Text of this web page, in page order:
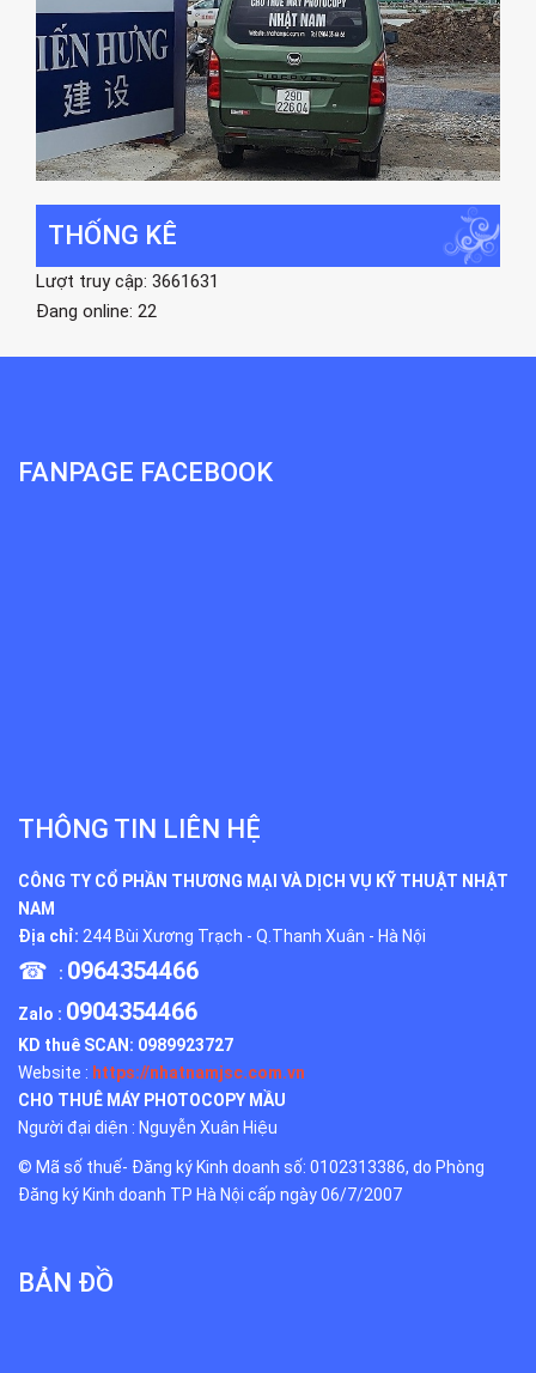
THỐNG KÊ
Lượt truy cập: 3661631
Đang online: 22
FANPAGE FACEBOOK
THÔNG TIN LIÊN HỆ
CÔNG TY CỔ PHẦN THƯƠNG MẠI VÀ DỊCH VỤ KỸ THUẬT NHẬT
NAM
Địa chỉ: 244 Bùi Xương Trạch - Q.Thanh Xuân - Hà Nội
☎ : 0964354466
Zalo : 0904354466
KD thuê SCAN: 0989923727
Website : https://nhatnamjsc.com.vn
CHO THUÊ MÁY PHOTOCOPY MẦU
Người đại diện : Nguyễn Xuân Hiệu
© Mã số thuế- Đăng ký Kinh doanh số: 0102313386, do Phòng
Đăng ký Kinh doanh TP Hà Nội cấp ngày 06/7/2007
BẢN ĐỒ